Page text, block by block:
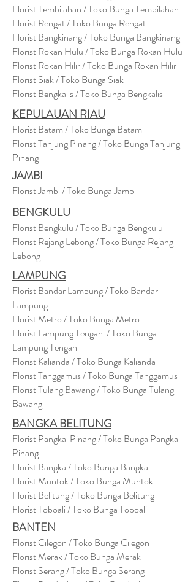
Florist Tembilahan / Toko Bunga Tembilahan
Florist Rengat / Toko Bunga Rengat
Florist Bangkinang / Toko Bunga Bangkinang
Florist Rokan Hulu / Toko Bunga Rokan Hulu
Florist Rokan Hilir / Toko Bunga Rokan Hilir
Florist Siak / Toko Bunga Siak
Florist Bengkalis / Toko Bunga Bengkalis
KEPULAUAN RIAU
Florist Batam / Toko Bunga Batam
Florist Tanjung Pinang / Toko Bunga Tanjung
Pinang
JAMBI
Florist Jambi / Toko Bunga Jambi
BENGKULU
Florist Bengkulu / Toko Bunga Bengkulu
Florist Rejang Lebong / Toko Bunga Rejang
Lebong
LAMPUNG
Florist Bandar Lampung / Toko Bandar
Lampung
Florist Metro / Toko Bunga Metro
Florist Lampung Tengah / Toko Bunga
Lampung Tengah
Florist Kalianda / Toko Bunga Kalianda
Florist Tanggamus / Toko Bunga Tanggamus
Florist Tulang Bawang / Toko Bunga Tulang
Bawang
BANGKA BELITUNG
Florist Pangkal Pinang / Toko Bunga Pangkal
Pinang
Florist Bangka / Toko Bunga Bangka
Florist Muntok / Toko Bunga Muntok
Florist Belitung / Toko Bunga Belitung
Florist Toboali / Toko Bunga Toboali
BANTEN
Florist Cilegon / Toko Bunga Cilegon
Florist Merak / Toko Bunga Merak
Florist Serang / Toko Bunga Serang